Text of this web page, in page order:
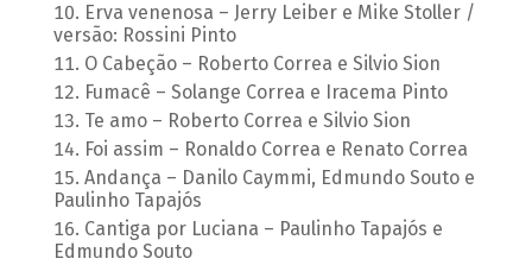
Erva venenosa – Jerry Leiber e Mike Stoller /
versão: Rossini Pinto
O Cabeção – Roberto Correa e Silvio Sion
Fumacê – Solange Correa e Iracema Pinto
Te amo – Roberto Correa e Silvio Sion
Foi assim – Ronaldo Correa e Renato Correa
Andança – Danilo Caymmi, Edmundo Souto e
Paulinho Tapajós
Cantiga por Luciana – Paulinho Tapajós e
Edmundo Souto